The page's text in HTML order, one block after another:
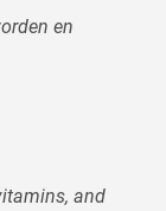
en
and